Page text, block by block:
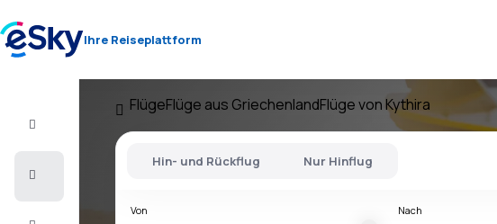
Ihre Reiseplattform
FlügeFlüge aus GriechenlandFlüge von Kythira
Hin- und Rückflug Nur Hinflug
Von Nach